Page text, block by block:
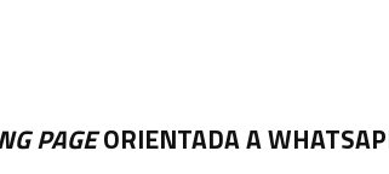
PAGEORIENTADA A